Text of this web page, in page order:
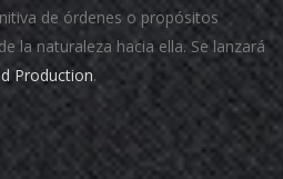
de órdenes o propósitos
la naturaleza hacia ella. Se lanzará
Production.